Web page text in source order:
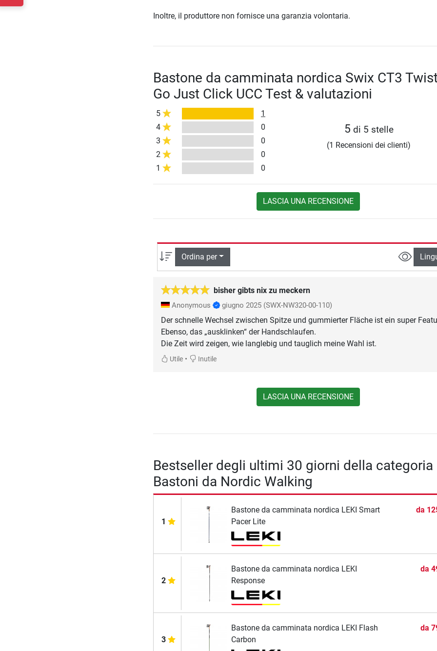
Inoltre, il produttore non fornisce una garanzia volontaria.
Bastone da camminata nordica Swix CT3
Go Just Click UCC Test & valutazioni
5
1
4
0
3
0
2
0
1
0
5 di 5 stelle
(1 Recensioni dei clienti)
LASCIA UNA RECENSIONE
Ordina per
bisher gibts nix zu meckern
Anonymous giugno 2025 (SWX-NW320-00-110)
Der schnelle Wechsel zwischen Spitze und gummierter Fläche ist ein super
Ebenso, das „ausklinken“ der Handschlaufen.
Die Zeit wird zeigen, wie langlebig und tauglich meine Wahl ist.
Utile• Inutile
LASCIA UNA RECENSIONE
Bestseller degli ultimi 30 giorni della categoria
Bastoni da Nordic Walking
1
Bastone da camminata nordica LEKI Smart
Pacer Lite
da
2
Bastone da camminata nordica LEKI
Response
da
3
Bastone da camminata nordica LEKI Flash
Carbon
da